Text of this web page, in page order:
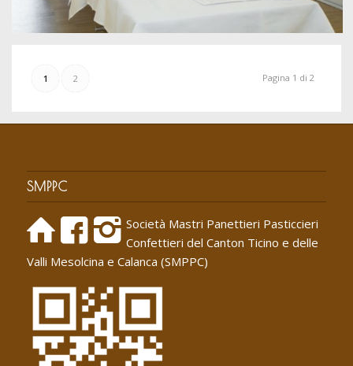
Pagina 1 di 2
1 2
SMPPC
Società Mastri Panettieri Pasticcieri
Confettieri del Canton Ticino e delle
Valli Mesolcina e Calanca (SMPPC)